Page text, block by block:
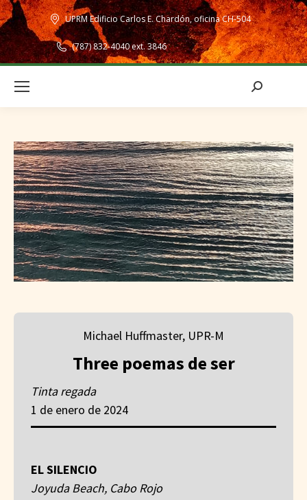
UPRM Edificio Carlos E. Chardón, oficina CH-504
(787) 832-4040 ext. 3846
Search:
Michael Huffmaster, UPR-M
Three poemas de ser
Tinta regada
1 de enero de 2024
EL SILENCIO
Joyuda Beach, Cabo Rojo